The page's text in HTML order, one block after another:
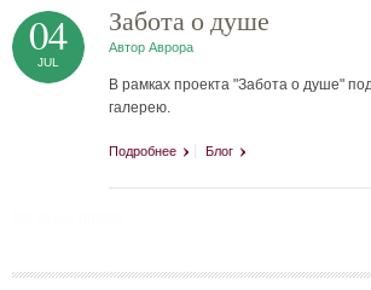
Забота о душе
Автор Аврора
04
JUL
В рамках проекта "Забота о душе"
галерею.
Подробнее Блог